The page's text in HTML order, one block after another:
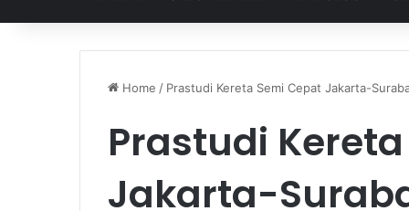
Home / Prastudi Kereta Semi Cepat Jakarta-
Prastudi
Jakarta-